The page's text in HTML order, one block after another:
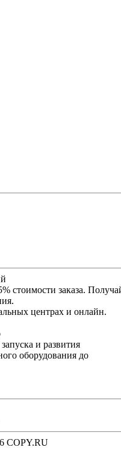
стоимости заказа.
центрах и онлайн.
и развития
оборудования до
COPY.RU